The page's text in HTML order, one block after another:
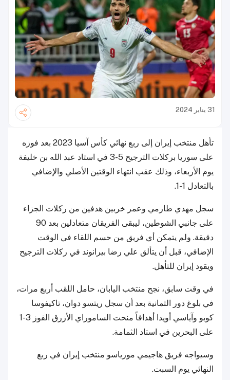
31 يناير 2024
تأهل منتخب إيران إلى ربع نهائي كأس آسيا 2023 بعد فوزه
على سوريا بركلات الترجيح 5-3 في استاد عبد الله بن خليفة
يوم الأربعاء، وذلك عقب انتهاء الوقتين الأصلي والإضافي
بالتعادل 1-1.
سجل مهدي طارمي وعمر خربين هدفين من ركلات الجزاء
على جانبي الشوطين، ليبقى الفريقان متعادلين بعد 90
دقيقة. ولم يتمكن أي فريق من حسم اللقاء في الوقت
الإضافي، قبل أن يتألق علي رضا بيرانوند في ركلات الترجيح
ويقود إيران للتأهل.
في وقت سابق، نجح منتخب اليابان، حامل اللقب أربع مرات،
في بلوغ دور الثمانية بعد أن سجل ريتسو دوان، تاكيفوسا
كوبو وآياسي أويدا أهدافاً منحت الساموراي الأزرق الفوز 3-1
على البحرين في استاد الثمامة.
وسيواجه فريق هاجيمي مورياسو منتخب إيران في ربع
النهائي يوم السبت.